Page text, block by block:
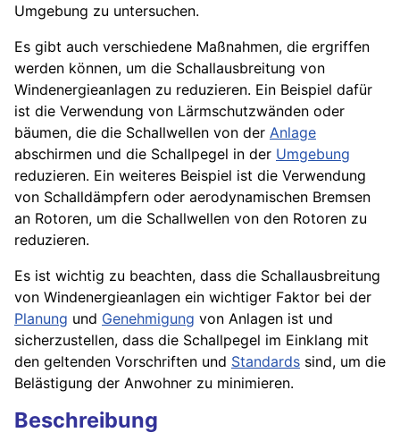
Umgebung zu untersuchen.
Es gibt auch verschiedene Maßnahmen, die ergriffen
werden können, um die Schallausbreitung von
Windenergieanlagen zu reduzieren. Ein Beispiel dafür
ist die Verwendung von Lärmschutzwänden oder
bäumen, die die Schallwellen von der Anlage
abschirmen und die Schallpegel in der Umgebung
reduzieren. Ein weiteres Beispiel ist die Verwendung
von Schalldämpfern oder aerodynamischen Bremsen
an Rotoren, um die Schallwellen von den Rotoren zu
reduzieren.
Es ist wichtig zu beachten, dass die Schallausbreitung
von Windenergieanlagen ein wichtiger Faktor bei der
Planung und Genehmigung von Anlagen ist und
sicherzustellen, dass die Schallpegel im Einklang mit
den geltenden Vorschriften und Standards sind, um die
Belästigung der Anwohner zu minimieren.
Beschreibung